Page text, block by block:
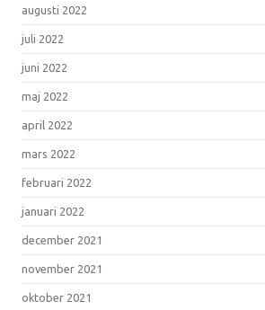
augusti 2022
juli 2022
juni 2022
maj 2022
april 2022
mars 2022
februari 2022
januari 2022
december 2021
november 2021
oktober 2021